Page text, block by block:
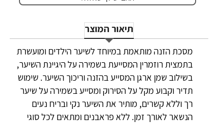
תיאור המוצר
מסכת הזנה מותאמת במיוחד לשיער הילדים ומועשרת
בתמצית רוזמרין המסייעת בשמירה על היגיינת השיער,
בשילוב שמן ארגן המסייע בהזנה וריכוך השיער. שימוש
תדיר וקבוע מקל על הסירוק ומסייע בשמירה על שיער
רך וללא קשרים, מותיר את השיער נקי ובריח נעים
הנשאר לאורך זמן. ללא פראבנים ומתאים לכל סוגי